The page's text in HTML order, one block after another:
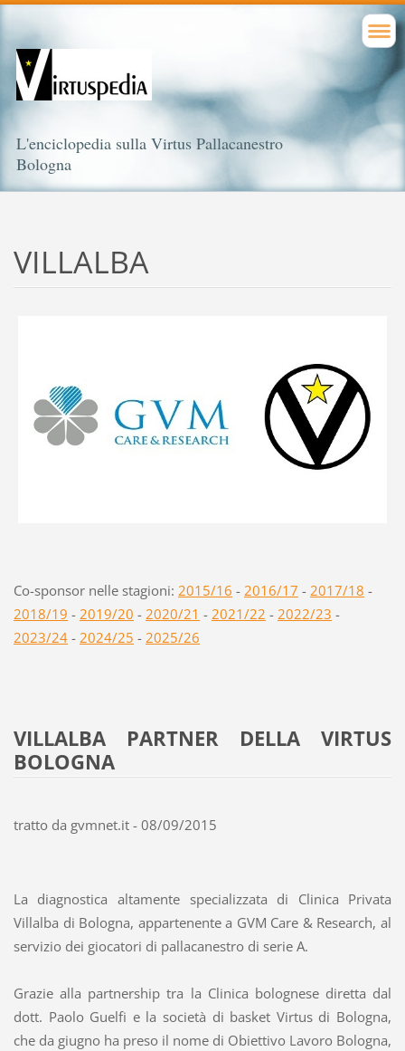
L'enciclopedia sulla Virtus Pallacanestro
Bologna
VILLALBA
Co-sponsor nelle stagioni: 2015/16 - 2016/17 - 2017/18 -
2018/19 - 2019/20 - 2020/21 - 2021/22 - 2022/23 -
2023/24- 2024/25 - 2025/26
VILLALBA PARTNER DELLA VIRTUS
BOLOGNA
tratto da gvmnet.it - 08/09/2015
La diagnostica altamente specializzata di Clinica Privata
Villalba di Bologna, appartenente a GVM Care & Research, al
servizio dei giocatori di pallacanestro di serie A.
Grazie alla partnership tra la Clinica bolognese diretta dal
dott. Paolo Guelfi e la società di basket Virtus di Bologna,
che da giugno ha preso il nome di Obiettivo Lavoro Bologna,